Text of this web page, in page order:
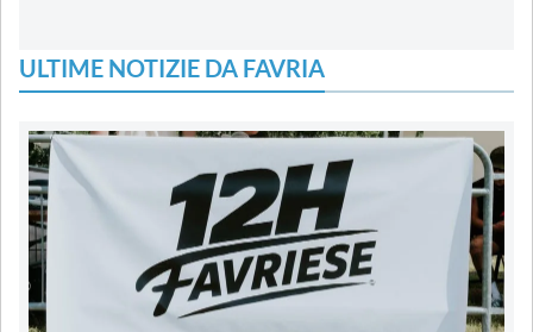
ULTIME NOTIZIE DA FAVRIA